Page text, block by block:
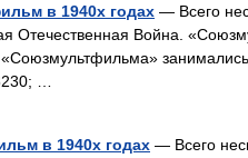
в 1940х годах — Всего
Отечественная Война.
…
в 1940х годах — Всего